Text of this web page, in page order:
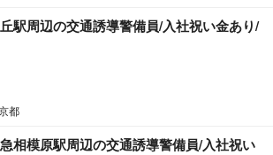
駅周辺の交通誘導警備員/入社祝い金あり/
都
相模原駅周辺の交通誘導警備員/入社祝い